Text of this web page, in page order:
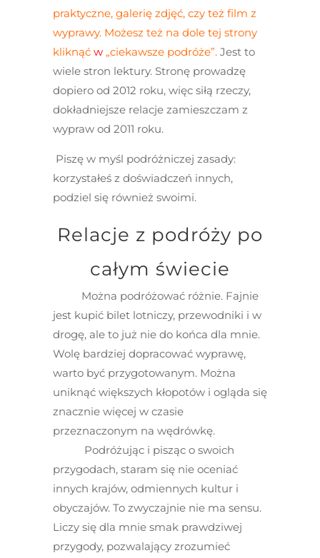
praktyczne, galerię zdjęć, czy też film z
wyprawy. Możesz też na dole tej strony
kliknąć w „ciekawsze podróże”. Jest to
wiele stron lektury. Stronę prowadzę
dopiero od 2012 roku, więc siłą rzeczy,
dokładniejsze relacje zamieszczam z
wypraw od 2011 roku.
Piszę w myśl podróżniczej zasady:
korzystałeś z doświadczeń innych,
podziel się również swoimi.
Relacje z podróży po
całym świecie
Można podróżować różnie. Fajnie
jest kupić bilet lotniczy, przewodniki i w
drogę, ale to już nie do końca dla mnie.
Wolę bardziej dopracować wyprawę,
warto być przygotowanym. Można
uniknąć większych kłopotów i ogląda się
znacznie więcej w czasie
przeznaczonym na wędrówkę.
Podróżując i pisząc o swoich
przygodach, staram się nie oceniać
innych krajów, odmiennych kultur i
obyczajów. To zwyczajnie nie ma sensu.
Liczy się dla mnie smak prawdziwej
przygody, pozwalający zrozumieć